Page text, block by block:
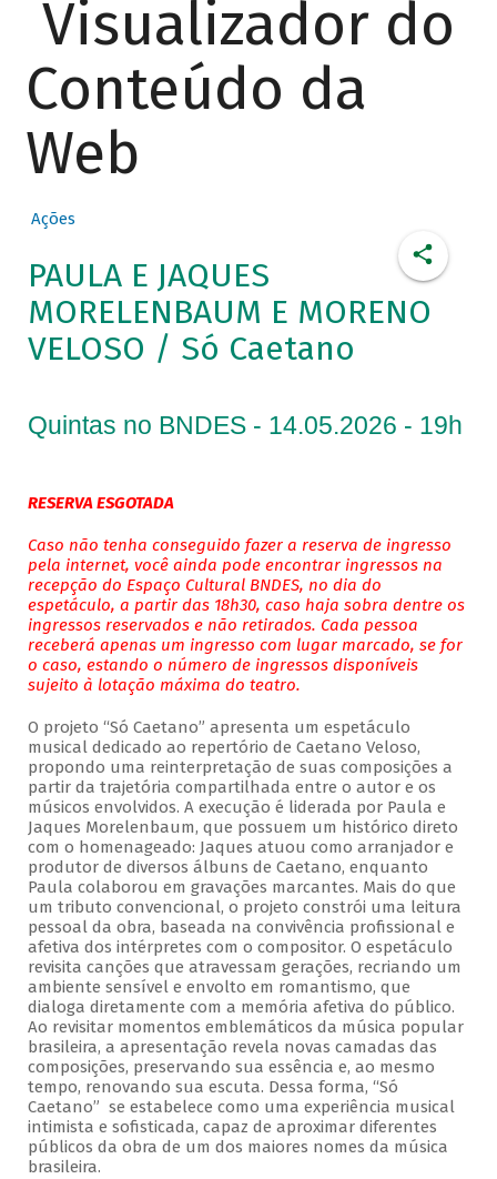
Visualizador do
Conteúdo da
Web
Ações
PAULA E JAQUES
MORELENBAUM E MORENO
VELOSO / Só Caetano
Quintas no BNDES - 14.05.2026 - 19h
RESERVA ESGOTADA
Caso não tenha conseguido fazer a reserva de ingresso
pela internet, você ainda pode encontrar ingressos na
recepção do Espaço Cultural BNDES, no dia do
espetáculo, a partir das 18h30, caso haja sobra dentre os
ingressos reservados e não retirados. Cada pessoa
receberá apenas um ingresso com lugar marcado, se for
o caso, estando o número de ingressos disponíveis
sujeito à lotação máxima do teatro.
O projeto “Só Caetano” apresenta um espetáculo
musical dedicado ao repertório de Caetano Veloso,
propondo uma reinterpretação de suas composições a
partir da trajetória compartilhada entre o autor e os
músicos envolvidos. A execução é liderada por Paula e
Jaques Morelenbaum, que possuem um histórico direto
com o homenageado: Jaques atuou como arranjador e
produtor de diversos álbuns de Caetano, enquanto
Paula colaborou em gravações marcantes. Mais do que
um tributo convencional, o projeto constrói uma leitura
pessoal da obra, baseada na convivência profissional e
afetiva dos intérpretes com o compositor. O espetáculo
revisita canções que atravessam gerações, recriando um
ambiente sensível e envolto em romantismo, que
dialoga diretamente com a memória afetiva do público.
Ao revisitar momentos emblemáticos da música popular
brasileira, a apresentação revela novas camadas das
composições, preservando sua essência e, ao mesmo
tempo, renovando sua escuta. Dessa forma, “Só
Caetano” se estabelece como uma experiência musical
intimista e sofisticada, capaz de aproximar diferentes
públicos da obra de um dos maiores nomes da música
brasileira.